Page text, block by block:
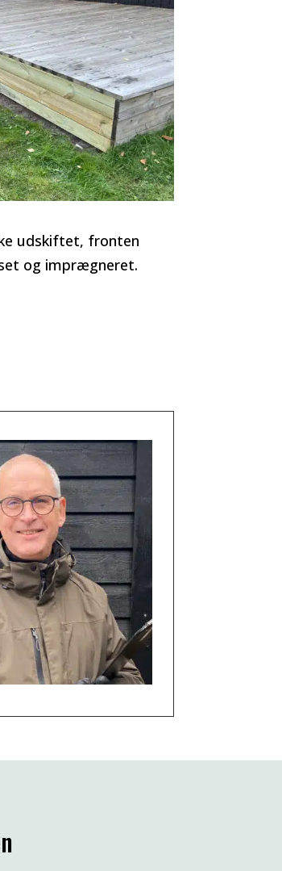
udskiftet, fronten
og imprægneret.